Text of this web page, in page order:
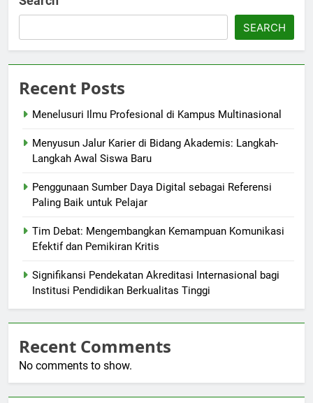
SEARCH
Recent Posts
Menelusuri Ilmu Profesional di Kampus Multinasional
Menyusun Jalur Karier di Bidang Akademis: Langkah-
Langkah Awal Siswa Baru
Penggunaan Sumber Daya Digital sebagai Referensi
Paling Baik untuk Pelajar
Tim Debat: Mengembangkan Kemampuan Komunikasi
Efektif dan Pemikiran Kritis
Signifikansi Pendekatan Akreditasi Internasional bagi
Institusi Pendidikan Berkualitas Tinggi
Recent Comments
No comments to show.